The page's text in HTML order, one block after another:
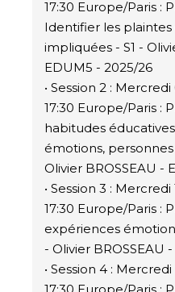
17:30 Europe/Paris :
Identifier les
impliquées - S1 -
EDUM5 - 2025/26
• Session 2 :
17:30 Europe/Paris :
habitudes
émotions,
Olivier BROSSEAU -
• Session 3 :
17:30 Europe/Paris :
expériences
- Olivier BROSSEAU
• Session 4 :